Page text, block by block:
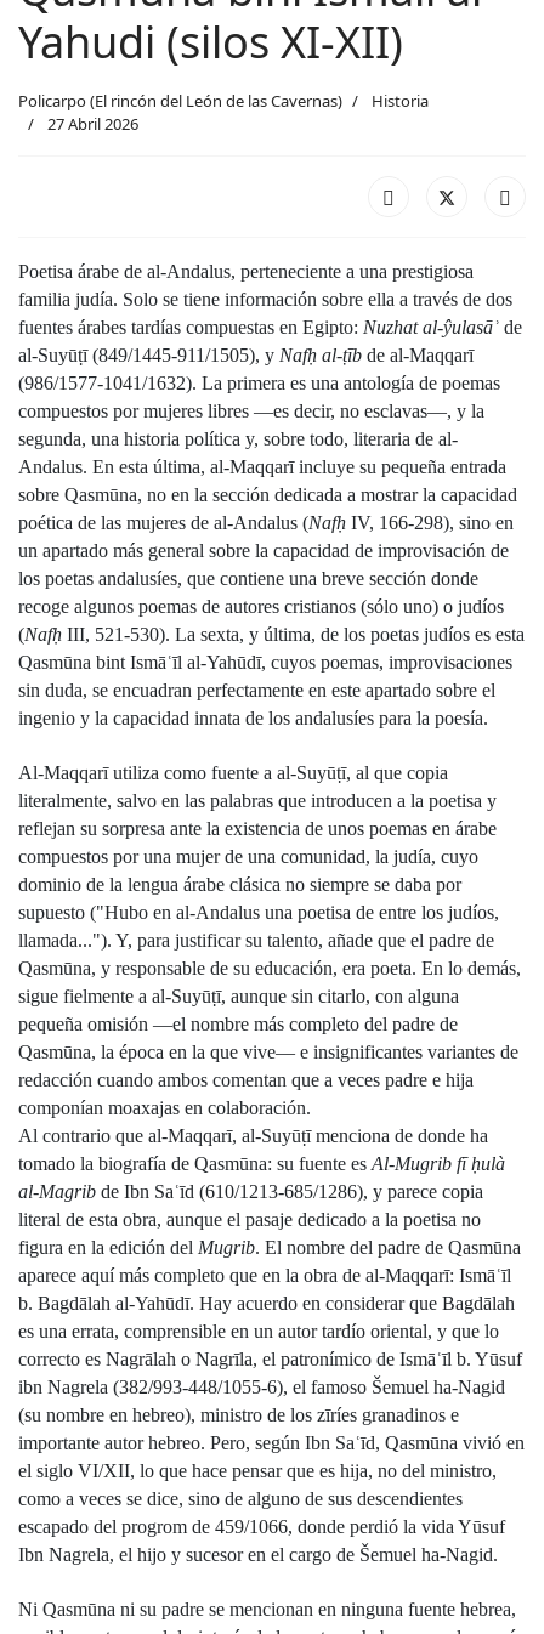
Yahudi (silos XI-XII)
Policarpo (El rincón del León de las Cavernas)
Historia
27 Abril 2026
Poetisa árabe de al-Andalus, perteneciente a una prestigiosa
familia judía. Solo se tiene información sobre ella a través de dos
fuentes árabes tardías compuestas en Egipto: Nuzhat al-ŷulasāʾ de
al-Suyūṭī (849/1445-911/1505), y Nafḥ al-ṭīb de al-Maqqarī
(986/1577-1041/1632). La primera es una antología de poemas
compuestos por mujeres libres —es decir, no esclavas—, y la
segunda, una historia política y, sobre todo, literaria de al-
Andalus. En esta última, al-Maqqarī incluye su pequeña entrada
sobre Qasmūna, no en la sección dedicada a mostrar la capacidad
poética de las mujeres de al-Andalus (Nafḥ IV, 166-298), sino en
un apartado más general sobre la capacidad de improvisación de
los poetas andalusíes, que contiene una breve sección donde
recoge algunos poemas de autores cristianos (sólo uno) o judíos
(Nafḥ III, 521-530). La sexta, y última, de los poetas judíos es esta
Qasmūna bint Ismāʿīl al-Yahūdī, cuyos poemas, improvisaciones
sin duda, se encuadran perfectamente en este apartado sobre el
ingenio y la capacidad innata de los andalusíes para la poesía.
Al-Maqqarī utiliza como fuente a al-Suyūṭī, al que copia
literalmente, salvo en las palabras que introducen a la poetisa y
reflejan su sorpresa ante la existencia de unos poemas en árabe
compuestos por una mujer de una comunidad, la judía, cuyo
dominio de la lengua árabe clásica no siempre se daba por
supuesto ("Hubo en al-Andalus una poetisa de entre los judíos,
llamada..."). Y, para justificar su talento, añade que el padre de
Qasmūna, y responsable de su educación, era poeta. En lo demás,
sigue fielmente a al-Suyūṭī, aunque sin citarlo, con alguna
pequeña omisión —el nombre más completo del padre de
Qasmūna, la época en la que vive— e insignificantes variantes de
redacción cuando ambos comentan que a veces padre e hija
componían moaxajas en colaboración.
Al contrario que al-Maqqarī, al-Suyūṭī menciona de donde ha
tomado la biografía de Qasmūna: su fuente es Al-Mugrib fī ḥulà
al-Magrib de Ibn Saʿīd (610/1213-685/1286), y parece copia
literal de esta obra, aunque el pasaje dedicado a la poetisa no
figura en la edición del Mugrib. El nombre del padre de Qasmūna
aparece aquí más completo que en la obra de al-Maqqarī: Ismāʿīl
b. Bagdālah al-Yahūdī. Hay acuerdo en considerar que Bagdālah
es una errata, comprensible en un autor tardío oriental, y que lo
correcto es Nagrālah o Nagrīla, el patronímico de Ismāʿīl b. Yūsuf
ibn Nagrela (382/993-448/1055-6), el famoso Šemuel ha-Nagid
(su nombre en hebreo), ministro de los zīríes granadinos e
importante autor hebreo. Pero, según Ibn Saʿīd, Qasmūna vivió en
el siglo VI/XII, lo que hace pensar que es hija, no del ministro,
como a veces se dice, sino de alguno de sus descendientes
escapado del progrom de 459/1066, donde perdió la vida Yūsuf
Ibn Nagrela, el hijo y sucesor en el cargo de Šemuel ha-Nagid.
Ni Qasmūna ni su padre se mencionan en ninguna fuente hebrea,